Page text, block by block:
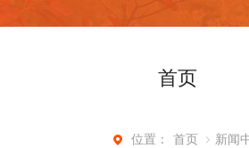
首页
位置： 首页 新闻